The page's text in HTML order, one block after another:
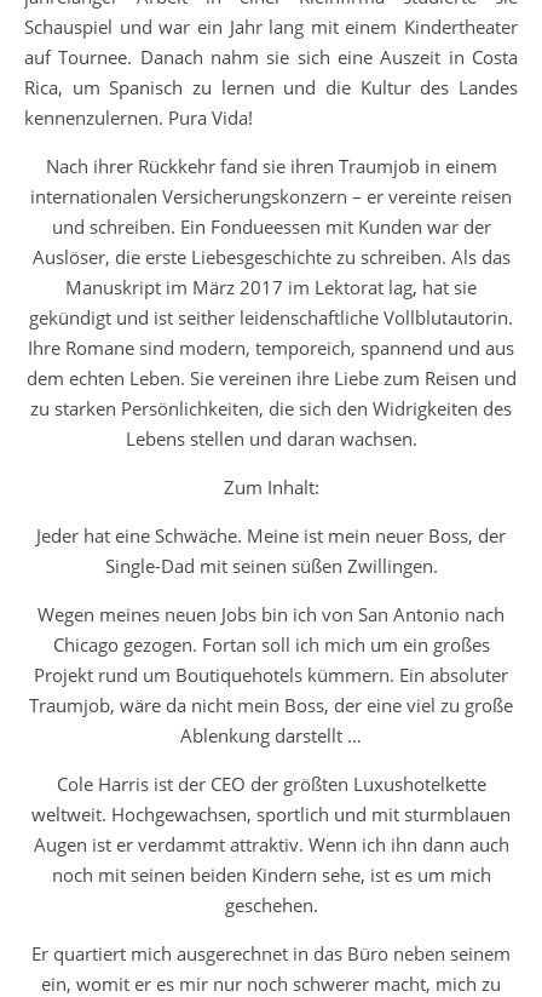
Schauspiel und war ein Jahr lang mit einem Kindertheater
auf Tournee. Danach nahm sie sich eine Auszeit in Costa
Rica, um Spanisch zu lernen und die Kultur des Landes
kennenzulernen. Pura Vida!
Nach ihrer Rückkehr fand sie ihren Traumjob in einem
internationalen Versicherungskonzern – er vereinte reisen
und schreiben. Ein Fondueessen mit Kunden war der
Auslöser, die erste Liebesgeschichte zu schreiben. Als das
Manuskript im März 2017 im Lektorat lag, hat sie
gekündigt und ist seither leidenschaftliche Vollblutautorin.
Ihre Romane sind modern, temporeich, spannend und aus
dem echten Leben. Sie vereinen ihre Liebe zum Reisen und
zu starken Persönlichkeiten, die sich den Widrigkeiten des
Lebens stellen und daran wachsen.
Zum Inhalt:
Jeder hat eine Schwäche. Meine ist mein neuer Boss, der
Single-Dad mit seinen süßen Zwillingen.
Wegen meines neuen Jobs bin ich von San Antonio nach
Chicago gezogen. Fortan soll ich mich um ein großes
Projekt rund um Boutiquehotels kümmern. Ein absoluter
Traumjob, wäre da nicht mein Boss, der eine viel zu große
Ablenkung darstellt …
Cole Harris ist der CEO der größten Luxushotelkette
weltweit. Hochgewachsen, sportlich und mit sturmblauen
Augen ist er verdammt attraktiv. Wenn ich ihn dann auch
noch mit seinen beiden Kindern sehe, ist es um mich
geschehen.
Er quartiert mich ausgerechnet in das Büro neben seinem
ein, womit er es mir nur noch schwerer macht, mich zu